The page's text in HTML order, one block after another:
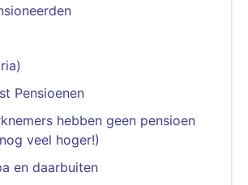
Pensioenen
hebben geen pensioen
veel hoger!)
en daarbuiten